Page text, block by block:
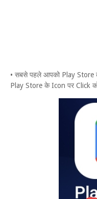
• सबसे पहले आपको Play Store
Play Store के Icon पर Click